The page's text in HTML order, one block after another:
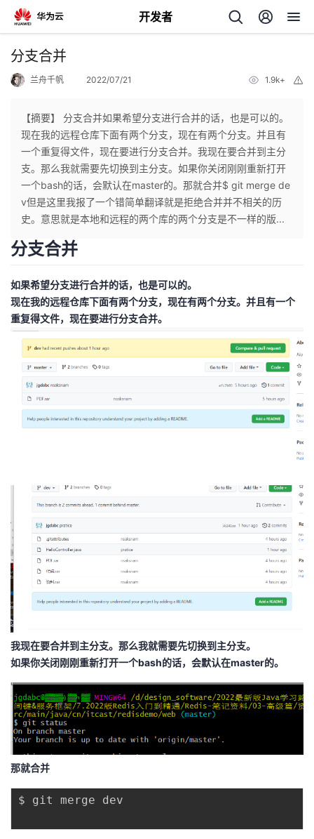
开发者
返
个
人
主
我
发
者
我
的
我
坛
圈
子
的
直
播
我
的
活
动
我
的
关
注
开
发
者
的
Programs
我
支
持
分支合并
兰舟千帆 2022/07/21 1.9k+
【摘要】 分支合并如果希望分支进行合并的话，也是可以的。
现在我的远程仓库下面有两个分支，现在有两个分支。并且有
一个重复得文件，现在要进行分支合并。我现在要合并到主分
支。那么我就需要先切换到主分支。如果你关闭刚刚重新打开
一个bash的话，会默认在master的。那就合并$ git merge de
v但是这里我报了一个错简单翻译就是拒绝合并并不相关的历
史。意思就是本地和远程的两个库的两个分支是不一样的版...
分支合并
如果希望分支进行合并的话，也是可以的。
现在我的远程仓库下面有两个分支，现在有两个分支。并且有一个
重复得文件，现在要进行分支合并。
我现在要合并到主分支。那么我就需要先切换到主分支。
如果你关闭刚刚重新打开一个bash的话，会默认在master的。
那就合并
$ git merge dev